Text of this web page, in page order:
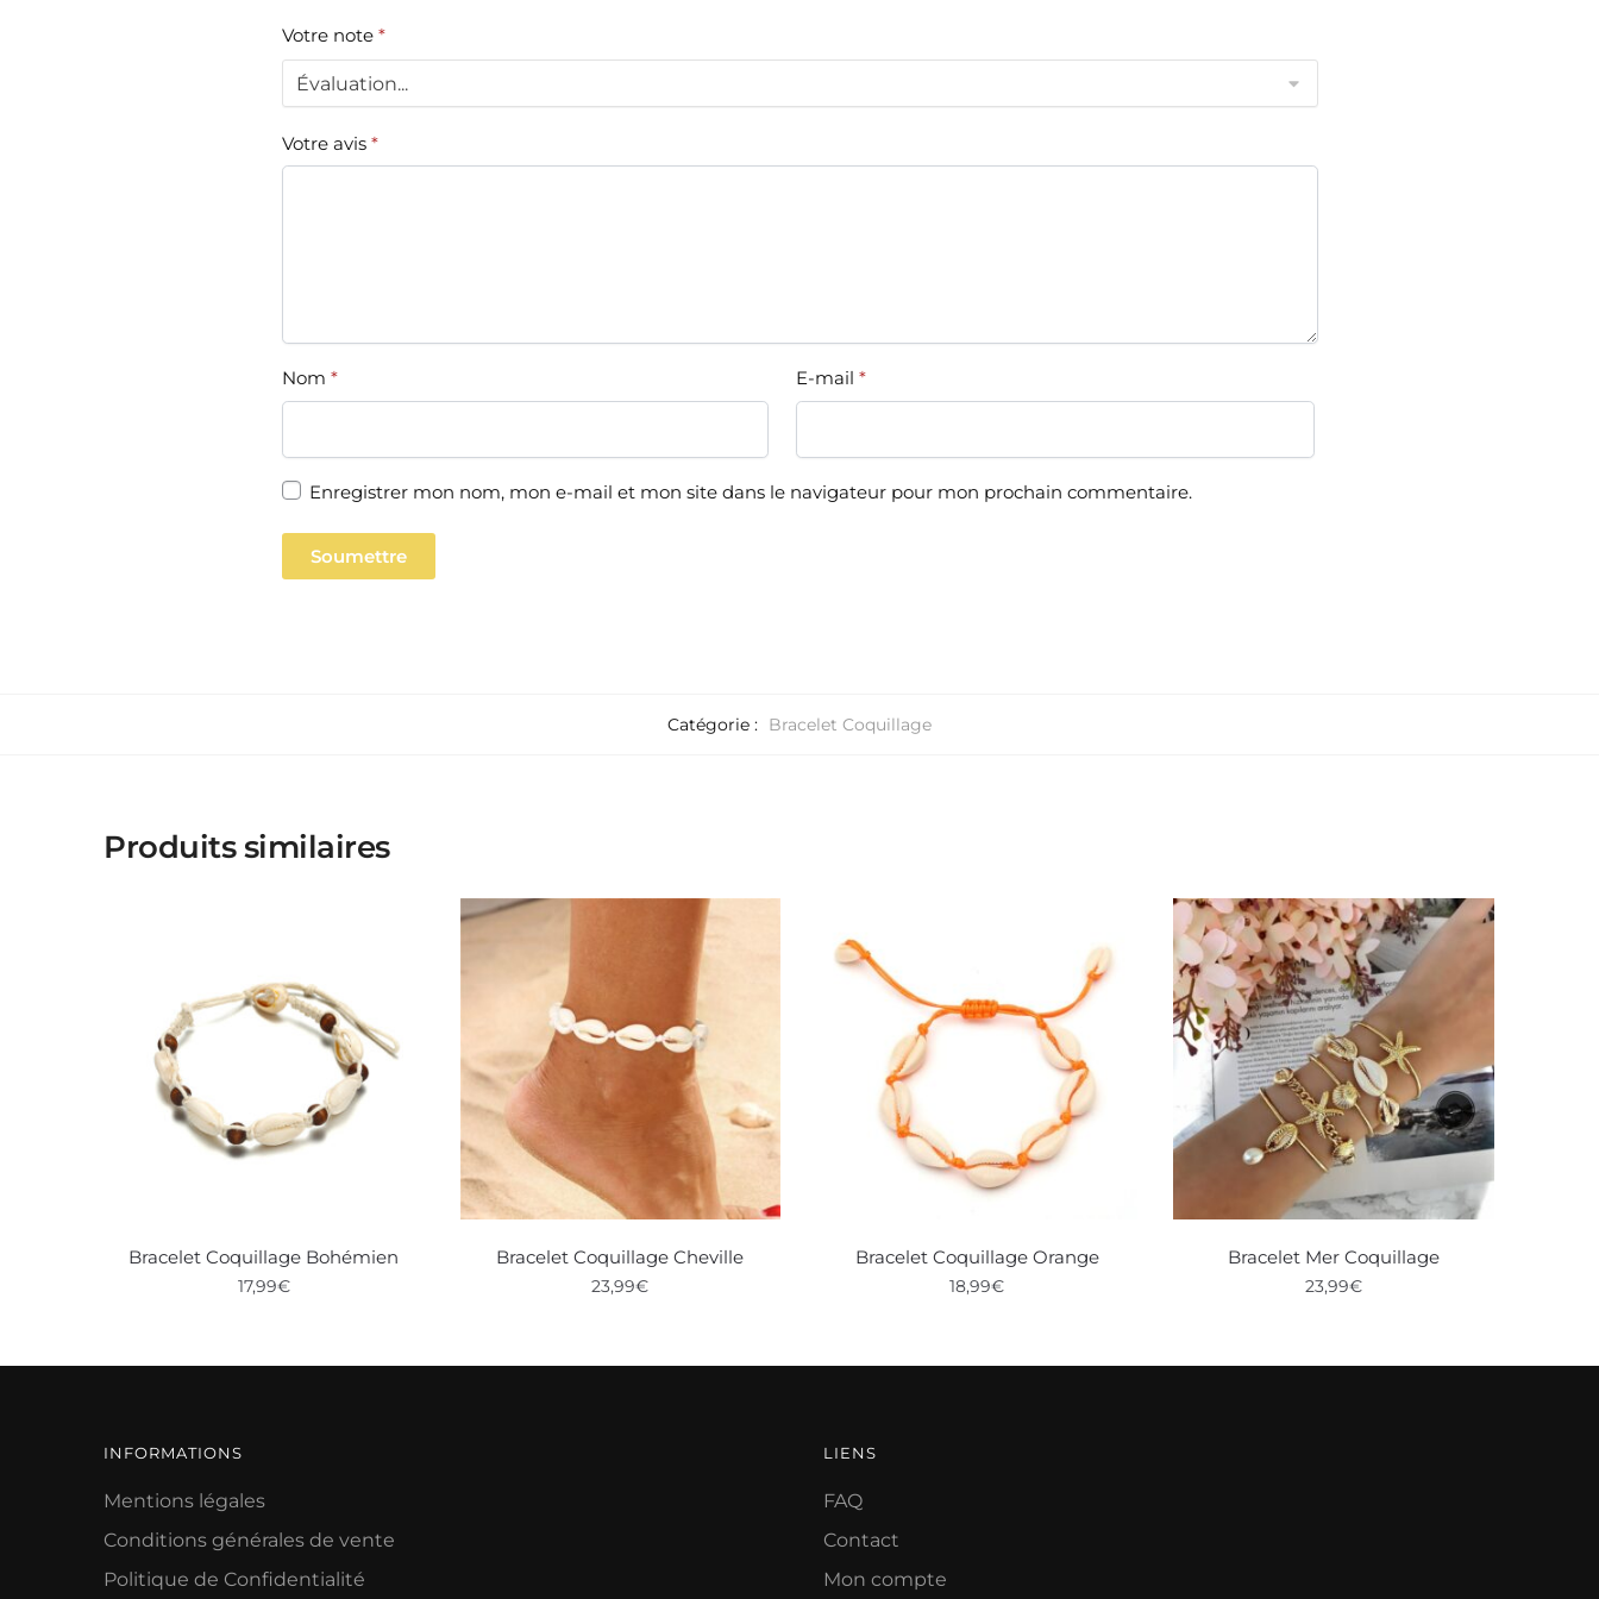
Votre note *
Votre avis *
Nom * E-mail*
Enregistrer mon nom, mon e-mail et mon site dans le navigateur pour mon prochain commentaire.
Catégorie : Bracelet Coquillage
Produits similaires
Bracelet Coquillage Bohémien
17,99€
Bracelet Coquillage Cheville
23,99€
Bracelet Coquillage Orange
18,99€
Bracelet Mer Coquillage
23,99€
INFORMATIONS
Mentions légales
Conditions générales de vente
Politique de Confidentialité
LIENS
FAQ
Contact
Mon compte